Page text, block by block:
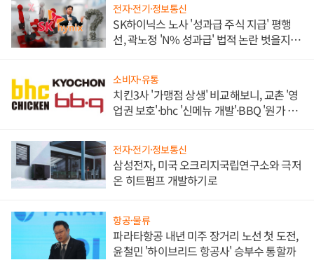
전자·전기·정보통신
SK하이닉스 노사 '성과급 주식 지급' 평행
선, 곽노정 'N% 성과급' 법적 논란 벗을지 주
소비자·유통
치킨3사 '가맹점 상생' 비교해보니, 교촌 '영
업권 보호'·bhc '신메뉴 개발'·BBQ '원가 부
전자·전기·정보통신
삼성전자, 미국 오크리지국립연구소와 극저
온 히트펌프 개발하기로
항공·물류
파라타항공 내년 미주 장거리 노선 첫 도전,
윤철민 '하이브리드 항공사' 승부수 통할까